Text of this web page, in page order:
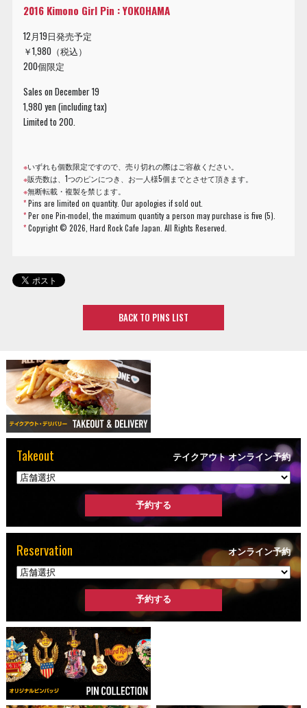
2016 Kimono Girl Pin : YOKOHAMA
12月19日発売予定
￥1,980（税込）
200個限定
Sales on December 19
1,980 yen (including tax)
Limited to 200.
※いずれも個数限定ですので、売り切れの際はご容赦ください。
※販売数は、1つのピンにつき、お一人様5個までとさせて頂きます。
※無断転載・複製を禁じます。
*Pins are limited on quantity. Our apologies if sold out.
*Per one Pin-model, the maximum quantity a person may purchase is five (5).
*Copyright ©2026, Hard Rock Cafe Japan. All Rights Reserved.
BACK TO PINS LIST
Takeout テイクアウト オンライン予約
Reservation オンライン予約